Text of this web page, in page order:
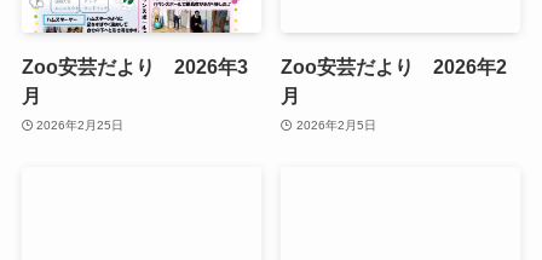
Zoo安芸だより 2026年3
月
2026年2月25日
Zoo安芸だより 2026年2
月
2026年2月5日